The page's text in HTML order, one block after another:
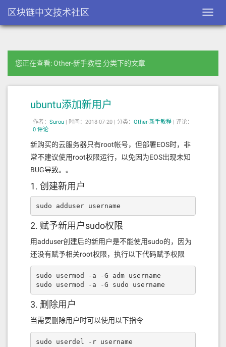
区块链中文技术社区
您正在查看: Other-新手教程 分类下的文章
ubuntu添加新用户
作者： Surou | 时间：2018-07-20 | 分类： Other-新手教程 | 评论：
0 评论
新购买的云服务器只有root帐号，但部署EOS时，非
常不建议使用root权限运行，以免因为EOS出现未知
BUG导致。。
1. 创建新用户
sudo adduser username
2. 赋予新用户sudo权限
用adduser创建后的新用户是不能使用sudo的，因为
还没有赋予相关root权限，执行以下代码赋予权限
sudo usermod -a -G adm username
sudo usermod -a -G sudo username
3. 删除用户
当需要删除用户时可以使用以下指令
sudo userdel -r username